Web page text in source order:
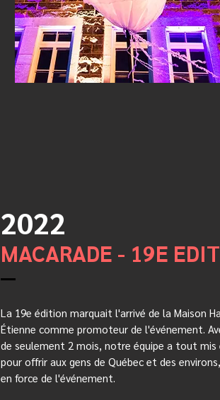
2022
MACARADE - 19E
La 19e édition marquait l'arrivé de la Maison
Étienne comme promoteur de l'événement.
de seulement 2 mois, notre équipe a tout mis
pour offrir aux gens de Québec et des
en force de l'événement.